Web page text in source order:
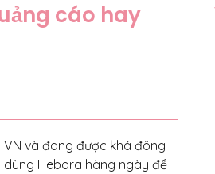
cáo hay
và đang được khá đông
dùng Hebora hàng ngày để